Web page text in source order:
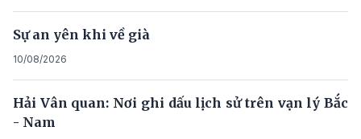
Sự an yên khi về già
10/08/2026
Hải Vân quan: Nơi ghi dấu lịch sử trên vạn lý Bắc
- Nam